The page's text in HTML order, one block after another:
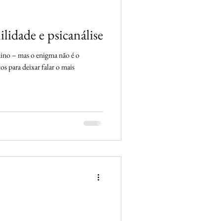
e psicanálise
– mas o enigma não é o
para deixar falar o mais